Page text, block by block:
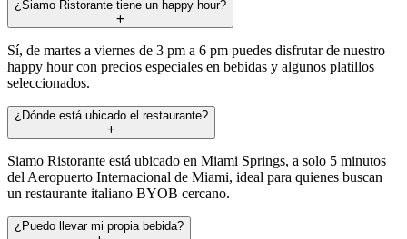
¿Siamo Ristorante tiene un happy hour?
Sí, de martes a viernes de 3 pm a 6 pm puedes disfrutar de nuestro
happy hour con precios especiales en bebidas y algunos platillos
seleccionados.
¿Dónde está ubicado el restaurante?
Siamo Ristorante está ubicado en Miami Springs, a solo 5 minutos
del Aeropuerto Internacional de Miami, ideal para quienes buscan
un restaurante italiano BYOB cercano.
¿Puedo llevar mi propia bebida?